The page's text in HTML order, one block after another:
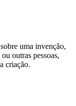
uma invenção,
outras pessoas,
criação.